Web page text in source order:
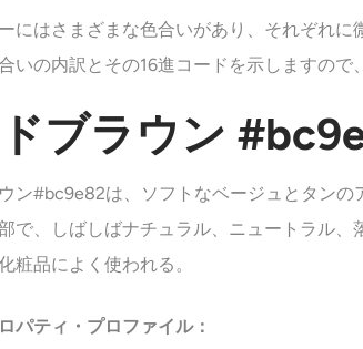
にはさまざまな色合いがあり、それぞれ
いの内訳とその16進コードを示しますの
ブラウン
ン#bc9e82は、ソフトなベージュとタン
で、しばしばナチュラル、ニュートラル
粧品によく使われる。
パティ・プロファイル：